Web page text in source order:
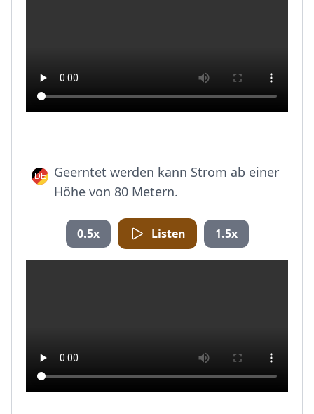
Geerntet werden kann Strom ab einer
Höhe von 80 Metern.
0.5x Listen 1.5x